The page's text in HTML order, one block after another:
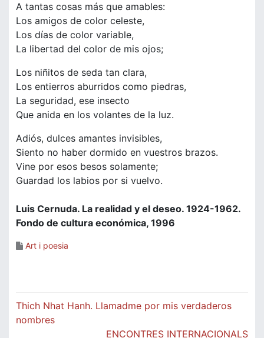
A tantas cosas más que amables:
Los amigos de color celeste,
Los días de color variable,
La libertad del color de mis ojos;
Los niñitos de seda tan clara,
Los entierros aburridos como piedras,
La seguridad, ese insecto
Que anida en los volantes de la luz.
Adiós, dulces amantes invisibles,
Siento no haber dormido en vuestros brazos.
Vine por esos besos solamente;
Guardad los labios por si vuelvo.
Luis Cernuda. La realidad y el deseo. 1924-1962.
Fondo de cultura económica, 1996
Art i poesia
Navegació
d'entrades
Thich Nhat Hanh. Llamadme por mis verdaderos
nombres
ENCONTRES INTERNACIONALS